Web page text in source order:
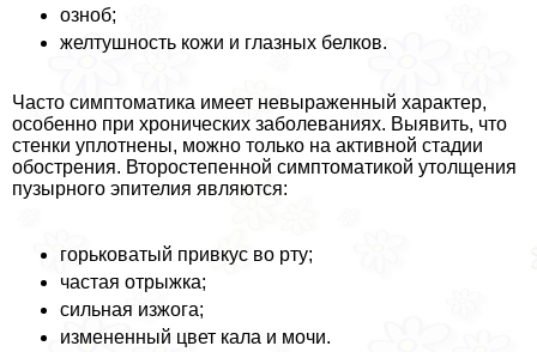
озноб;
желтушность кожи и глазных белков.
Часто симптоматика имеет невыраженный хаpaктер,
особенно при хронических заболеваниях. Выявить, что
стенки уплотнены, можно только на активной стадии
обострения. Второстепенной симптоматикой утолщения
пузырного эпителия являются:
горьковатый привкус во рту;
частая отрыжка;
сильная изжога;
измененный цвет кала и мочи.